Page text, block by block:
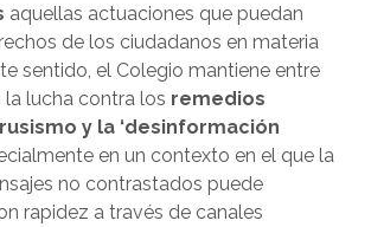
aquellas actuaciones que puedan
de los ciudadanos en materia
sentido, el Colegio mantiene entre
la lucha contra los remedios
y la ‘desinformación
en un contexto en el que la
no contrastados puede
rapidez a través de canales